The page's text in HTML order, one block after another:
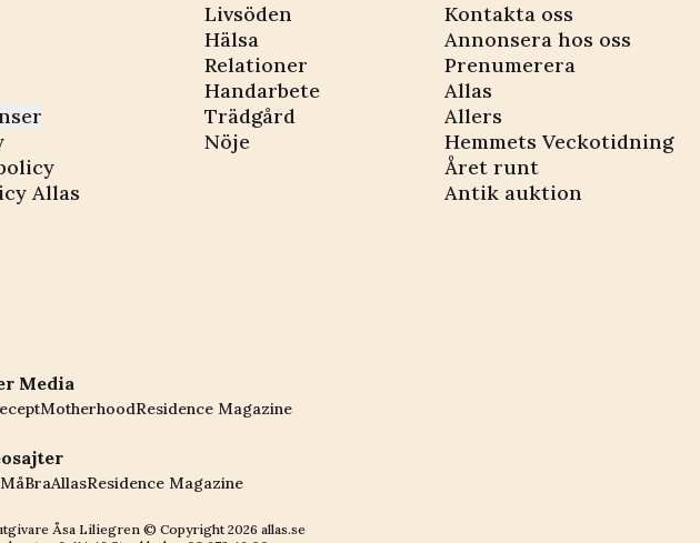
Allas
Livsöden
Hälsa
Relationer
Handarbete
Trädgård
Nöje
Kontakta oss
Annonsera hos oss
Prenumerera
Allas
Allers
Hemmets Veckotidning
Året runt
Antik auktion
Media
MotherhoodResidence Magazine
MåBraAllasResidence Magazine
Åsa Liliegren © Copyright2026 allas.se